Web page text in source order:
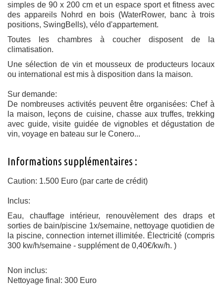
simples de 90 x 200 cm et un espace sport et fitness avec
des appareils Nohrd en bois (WaterRower, banc à trois
positions, SwingBells), vélo d'appartement.
Toutes les chambres à coucher disposent de la
climatisation.
Une sélection de vin et mousseux de producteurs locaux
ou international est mis à disposition dans la maison.
Sur demande:
De nombreuses activités peuvent être organisées: Chef à
la maison, leçons de cuisine, chasse aux truffes, trekking
avec guide, visite guidée de vignobles et dégustation de
vin, voyage en bateau sur le Conero...
Informations supplémentaires :
Caution: 1.500 Euro (par carte de crédit)
Inclus:
Eau, chauffage intérieur, renouvèlement des draps et
sorties de bain/piscine 1x/semaine, nettoyage quotidien de
la piscine, connection internet illimitée. Électricité (compris
300 kw/h/semaine - supplément de 0,40€/kw/h. )
Non inclus:
Nettoyage final: 300 Euro